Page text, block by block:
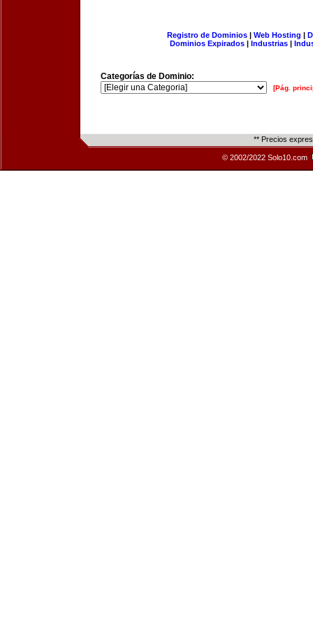
Registro de Dominios| Web Hosting |
Dominios Expirados | Industrias |
Categorías de Dominio:
[Pág.
** Precios
© 2002/2022 Solo10.com